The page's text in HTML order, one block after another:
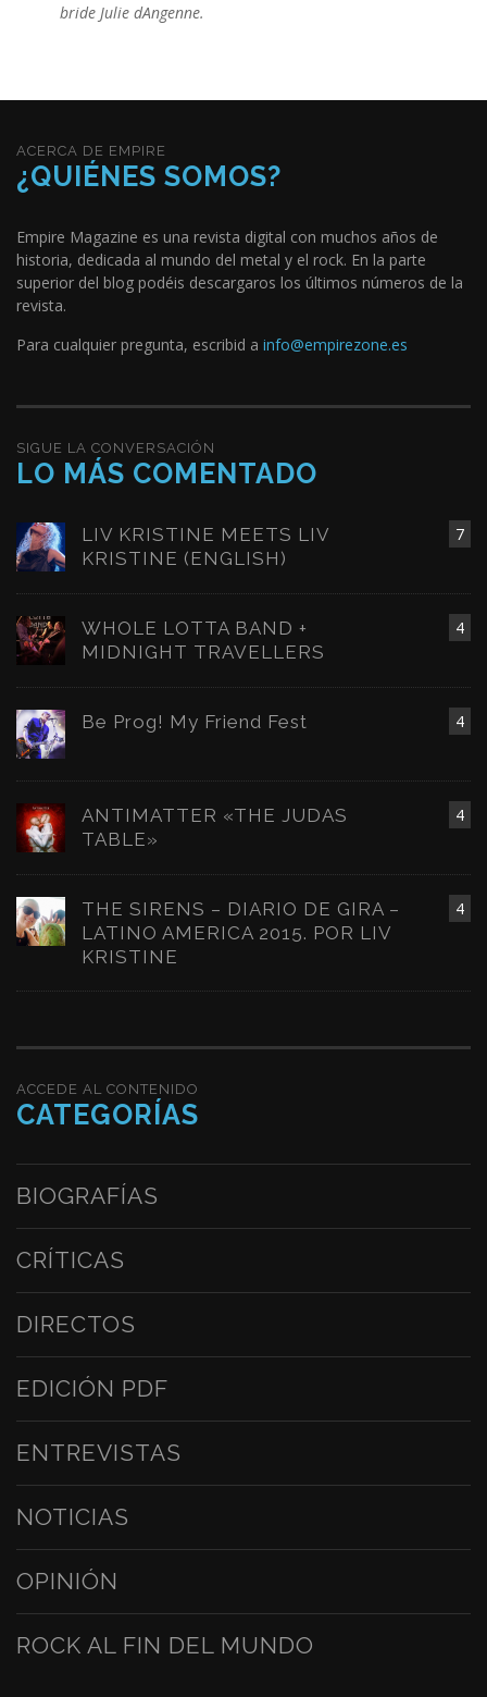
bride Julie dAngenne.
ACERCA DE EMPIRE
¿QUIÉNES SOMOS?
Empire Magazine es una revista digital con muchos años de
historia, dedicada al mundo del metal y el rock. En la parte
superior del blog podéis descargaros los últimos números de la
revista.
Para cualquier pregunta, escribid a info@empirezone.es
SIGUE LA CONVERSACIÓN
LO MÁS COMENTADO
7
LIV KRISTINE MEETS LIV
KRISTINE (ENGLISH)
4
WHOLE LOTTA BAND +
MIDNIGHT TRAVELLERS
4
Be Prog! My Friend Fest
4
ANTIMATTER «THE JUDAS
TABLE»
4
THE SIRENS – DIARIO DE GIRA –
LATINO AMERICA 2015. POR LIV
KRISTINE
ACCEDE AL CONTENIDO
CATEGORÍAS
BIOGRAFÍAS
CRÍTICAS
DIRECTOS
EDICIÓN PDF
ENTREVISTAS
NOTICIAS
OPINIÓN
ROCK AL FIN DEL MUNDO